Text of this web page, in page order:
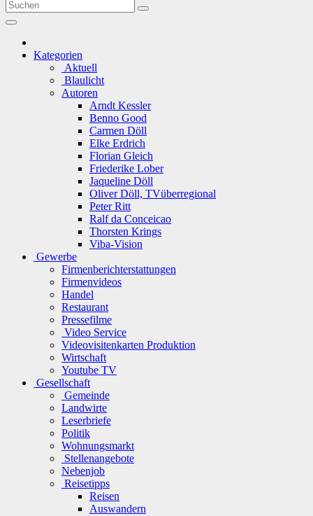
Kategorien
Aktuell
Blaulicht
Autoren
Arndt Kessler
Benno Good
Carmen Döll
Elke Erdrich
Florian Gleich
Friederike Lober
Jaqueline Döll
Oliver Döll, TVüberregional
Peter Ritt
Ralf da Conceicao
Thorsten Krings
Viba-Vision
Gewerbe
Firmenberichterstattungen
Firmenvideos
Handel
Restaurant
Pressefilme
Video Service
Videovisitenkarten Produktion
Wirtschaft
Youtube TV
Gesellschaft
Gemeinde
Landwirte
Leserbriefe
Politik
Wohnungsmarkt
Stellenangebote
Nebenjob
Reisetipps
Reisen
Auswandern